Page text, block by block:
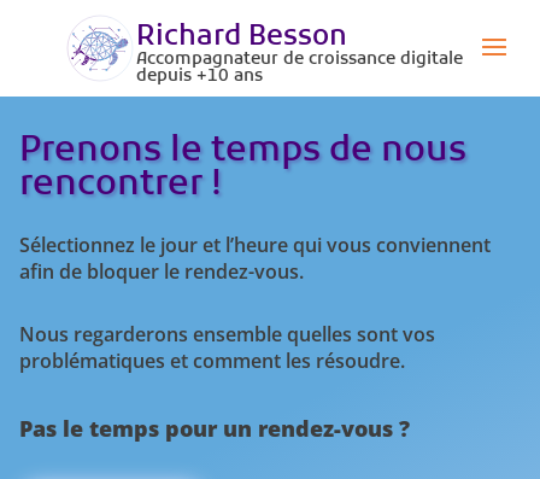
Richard Besson
Accompagnateur de croissance digitale
depuis +10 ans
Prenons le temps de nous
rencontrer !
Sélectionnez le jour et l’heure qui vous conviennent
afin de bloquer le rendez-vous.
Nous regarderons ensemble quelles sont vos
problématiques et comment les résoudre.
Pas le temps pour un rendez-vous ?